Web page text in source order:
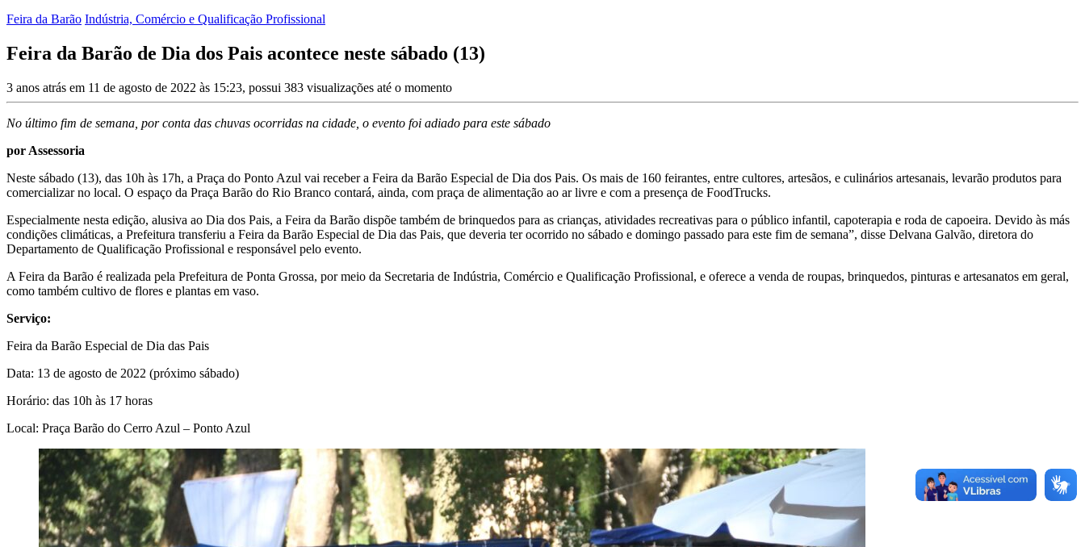
Feira da Barão Indústria, Comércio e Qualificação Profissional
Feira da Barão de Dia dos Pais acontece neste sábado (13)
3 anos atrás em 11 de agosto de 2022 às 15:23, possui 383 visualizações até o momento
No último fim de semana, por conta das chuvas ocorridas na cidade, o evento foi adiado para este sábado
por Assessoria
Neste sábado (13), das 10h às 17h, a Praça do Ponto Azul vai receber a Feira da Barão Especial de Dia dos Pais. Os mais de 160 feirantes, entre cultores, artesãos, e culinários artesanais, levarão produtos para
comercializar no local. O espaço da Praça Barão do Rio Branco contará, ainda, com praça de alimentação ao ar livre e com a presença de FoodTrucks.
Especialmente nesta edição, alusiva ao Dia dos Pais, a Feira da Barão dispõe também de brinquedos para as crianças, atividades recreativas para o público infantil, capoterapia e roda de capoeira. Devido às más
condições climáticas, a Prefeitura transferiu a Feira da Barão Especial de Dia das Pais, que deveria ter ocorrido no sábado e domingo passado para este fim de semana”, disse Delvana Galvão, diretora do
Departamento de Qualificação Profissional e responsável pelo evento.
A Feira da Barão é realizada pela Prefeitura de Ponta Grossa, por meio da Secretaria de Indústria, Comércio e Qualificação Profissional, e oferece a venda de roupas, brinquedos, pinturas e artesanatos em geral,
como também cultivo de flores e plantas em vaso.
Serviço:
Feira da Barão Especial de Dia das Pais
Data: 13 de agosto de 2022 (próximo sábado)
Horário: das 10h às 17 horas
Local: Praça Barão do Cerro Azul – Ponto Azul